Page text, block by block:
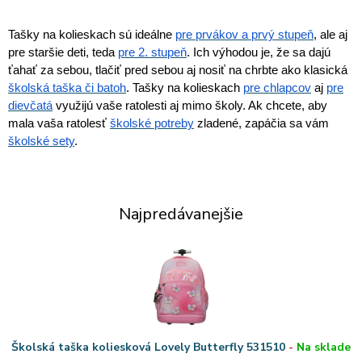
Tašky na kolieskach sú ideálne pre prvákov a prvý stupeň, ale aj
pre staršie deti, teda pre 2. stupeň. Ich výhodou je, že sa dajú
ťahať za sebou, tlačiť pred sebou aj nosiť na chrbte ako klasická
školská taška či batoh. Tašky na kolieskach pre chlapcov aj pre
dievčatá využijú vaše ratolesti aj mimo školy. Ak chcete, aby
mala vaša ratolesť školské potreby zladené, zapáčia sa vám
školské sety.
Najpredávanejšie
Školská taška koliesková Lovely Butterfly 531510 - Na sklade